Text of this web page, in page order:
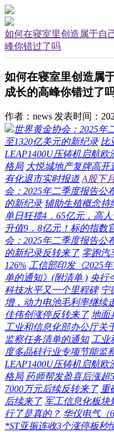
如何在寝室里创造属于自
峰你错过了吗
如何在寝室里创造属
成长的高峰你错过了
作者：news 发表时间：
世界黄金协会：2025年
至1320亿美元的新纪录 比
LEAP1400U压铸机启航
格局 大悦城地产复牌高开
有化退市实时报道 A股下
会：2025年二季度报告公
的新纪录 辅助生殖概念持
单日狂揽4．65亿元，高
升值9．8亿元！标的指数
会：2025年二季度报告公
的新纪录反转来了 零跑汽
126% 工信部印发《2025
单的通知》(附清单 ) 央行
科技水平又一个里程碑 宁
增，动力电池毛利率继续
佳伟创涨停反转来了 地面
工业和信息化部办公厅关
监察任务清单的通知 工业
度多晶硅行业专项节能监
LEAP1400U压铸机启航
格局 药师帮发盈喜后涨超
7000万元后续反转来了 重
后续来了 军工信息化板块
行了是真的？ 华仪电气（
*ST亚振连收3个涨停板秒